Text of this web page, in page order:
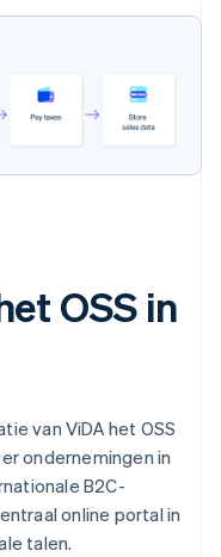
OSS in
van ViDA het OSS
ondernemingen in
B2C-
online portal in
talen.